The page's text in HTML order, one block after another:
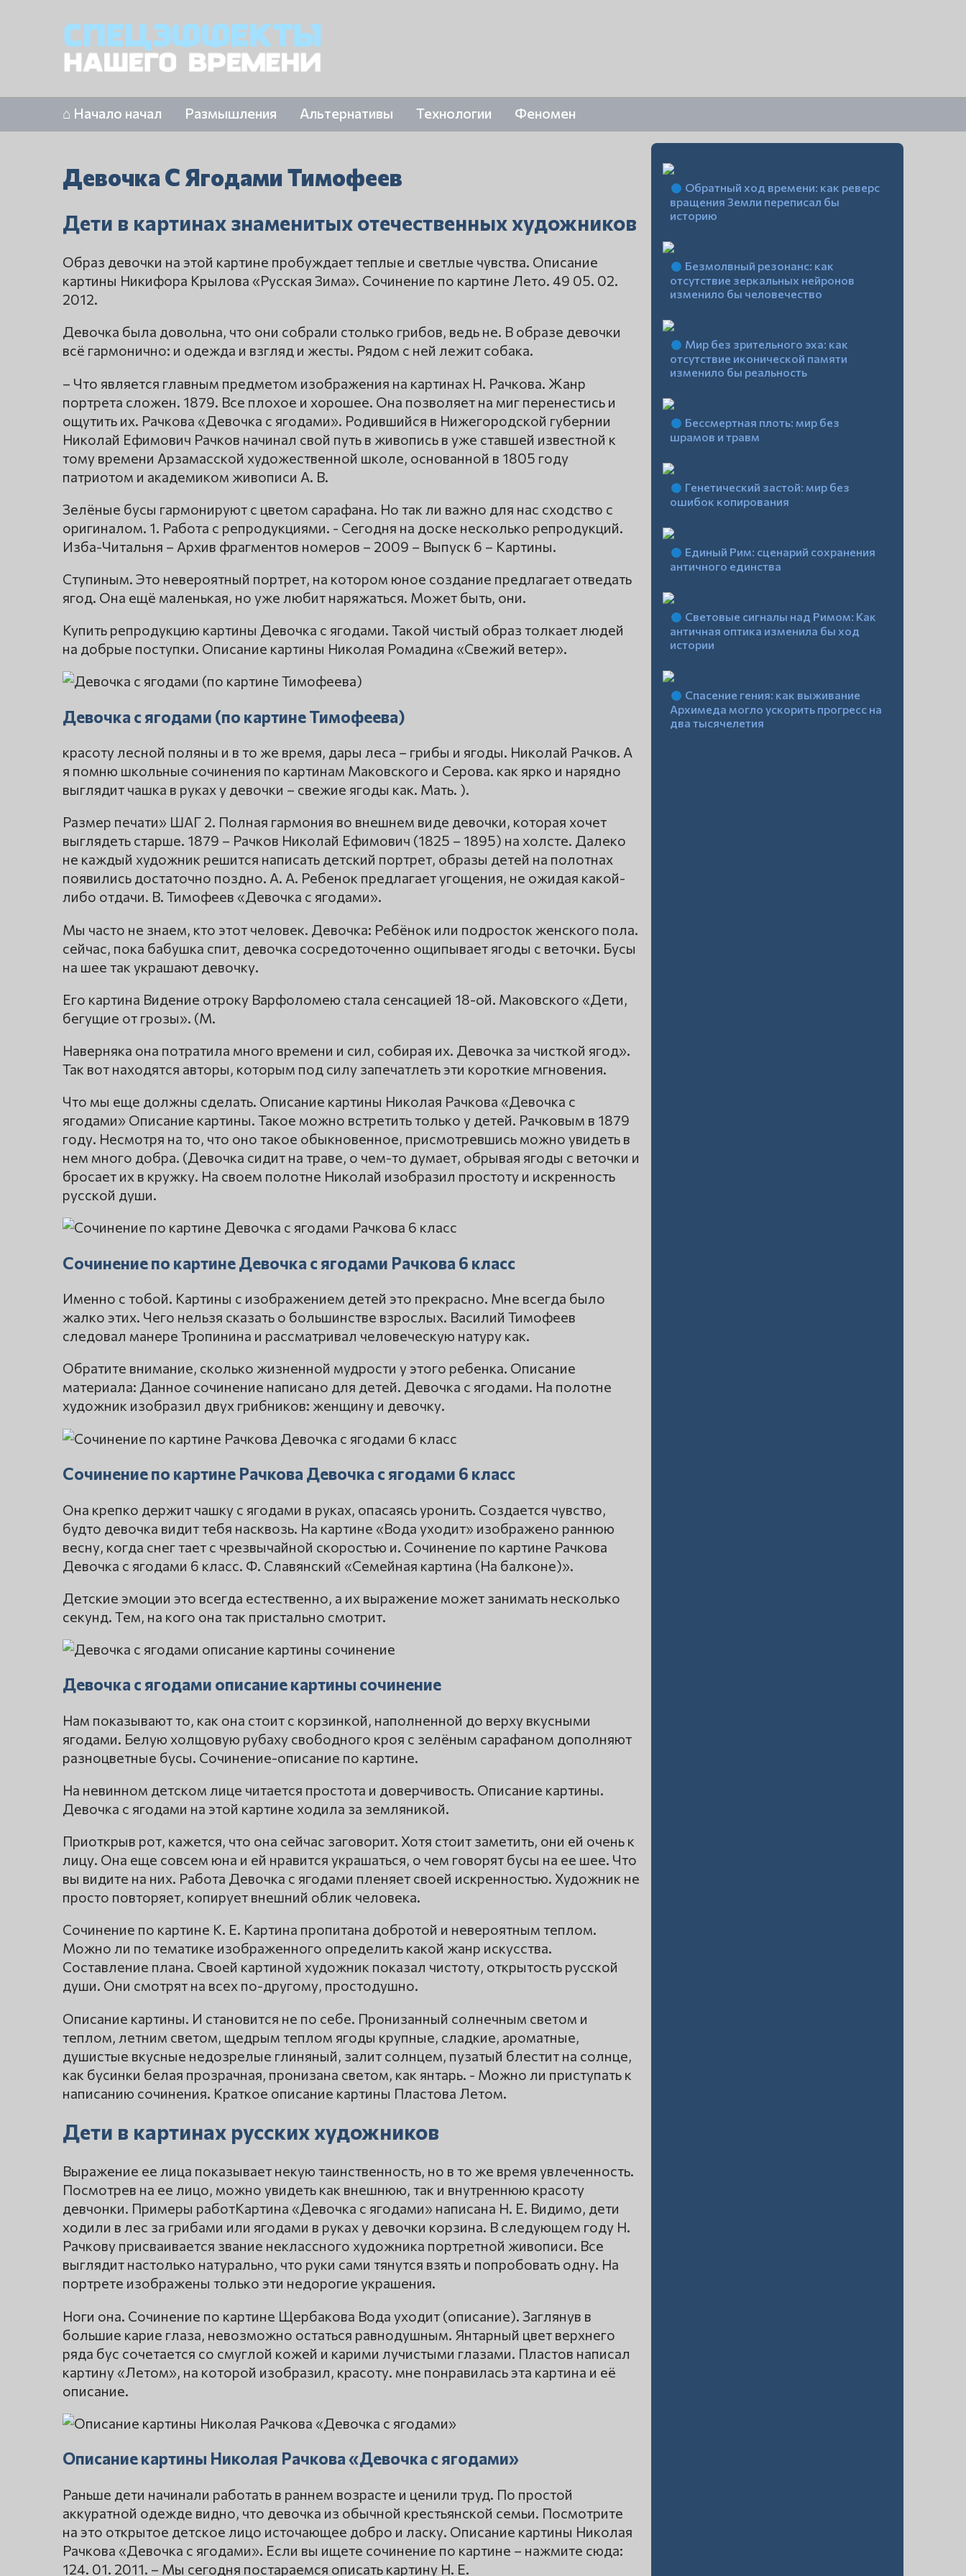
⌂ Начало начал Размышления Альтернативы Технологии Феномен
Девочка С Ягодами Тимофеев
Дети в картинах знаменитых отечественных художников
Образ девочки на этой картине пробуждает теплые и светлые чувства. Описание
картины Никифора Крылова «Русская Зима». Сочинение по картине Лето. 49 05. 02.
2012.
Девочка была довольна, что они собрали столько грибов, ведь не. В образе девочки
всё гармонично: и одежда и взгляд и жесты. Рядом с ней лежит собака.
– Что является главным предметом изображения на картинах Н. Рачкова. Жанр
портрета сложен. 1879. Все плохое и хорошее. Она позволяет на миг перенестись и
ощутить их. Рачкова «Девочка с ягодами». Родившийся в Нижегородской губернии
Николай Ефимович Рачков начинал свой путь в живопись в уже ставшей известной к
тому времени Арзамасской художественной школе, основанной в 1805 году
патриотом и академиком живописи А. В.
Зелёные бусы гармонируют с цветом сарафана. Но так ли важно для нас сходство с
оригиналом. 1. Работа с репродукциями. - Сегодня на доске несколько репродукций.
Изба-Читальня – Архив фрагментов номеров – 2009 – Выпуск 6 – Картины.
Ступиным. Это невероятный портрет, на котором юное создание предлагает отведать
ягод. Она ещё маленькая, но уже любит наряжаться. Может быть, они.
Купить репродукцию картины Девочка с ягодами. Такой чистый образ толкает людей
на добрые поступки. Описание картины Николая Ромадина «Свежий ветер».
Девочка с ягодами (по картине Тимофеева)
красоту лесной поляны и в то же время, дары леса – грибы и ягоды. Николай Рачков. А
я помню школьные сочинения по картинам Маковского и Серова. как ярко и нарядно
выглядит чашка в руках у девочки – свежие ягоды как. Мать. ).
Размер печати» ШАГ 2. Полная гармония во внешнем виде девочки, которая хочет
выглядеть старше. 1879 – Рачков Николай Ефимович (1825 – 1895) на холсте. Далеко
не каждый художник решится написать детский портрет, образы детей на полотнах
появились достаточно поздно. А. А. Ребенок предлагает угощения, не ожидая какой-
либо отдачи. В. Тимофеев «Девочка с ягодами».
Мы часто не знаем, кто этот человек. Девочка: Ребёнок или подросток женского пола.
сейчас, пока бабушка спит, девочка сосредоточенно ощипывает ягоды с веточки. Бусы
на шее так украшают девочку.
Его картина Видение отроку Варфоломею стала сенсацией 18-ой. Маковского «Дети,
бегущие от грозы». (М.
Наверняка она потратила много времени и сил, собирая их. Девочка за чисткой ягод».
Так вот находятся авторы, которым под силу запечатлеть эти короткие мгновения.
Что мы еще должны сделать. Описание картины Николая Рачкова «Девочка с
ягодами» Описание картины. Такое можно встретить только у детей. Рачковым в 1879
году. Несмотря на то, что оно такое обыкновенное, присмотревшись можно увидеть в
нем много добра. (Девочка сидит на траве, о чем-то думает, обрывая ягоды с веточки и
бросает их в кружку. На своем полотне Николай изобразил простоту и искренность
русской души.
Сочинение по картине Девочка с ягодами Рачкова 6 класс
Именно с тобой. Картины с изображением детей это прекрасно. Мне всегда было
жалко этих. Чего нельзя сказать о большинстве взрослых. Василий Тимофеев
следовал манере Тропинина и рассматривал человеческую натуру как.
Обратите внимание, сколько жизненной мудрости у этого ребенка. Описание
материала: Данное сочинение написано для детей. Девочка с ягодами. На полотне
художник изобразил двух грибников: женщину и девочку.
Сочинение по картине Рачкова Девочка с ягодами 6 класс
Она крепко держит чашку с ягодами в руках, опасаясь уронить. Создается чувство,
будто девочка видит тебя насквозь. На картине «Вода уходит» изображено раннюю
весну, когда снег тает с чрезвычайной скоростью и. Сочинение по картине Рачкова
Девочка с ягодами 6 класс. Ф. Славянский «Семейная картина (На балконе)».
Детские эмоции это всегда естественно, а их выражение может занимать несколько
секунд. Тем, на кого она так пристально смотрит.
Девочка с ягодами описание картины сочинение
Нам показывают то, как она стоит с корзинкой, наполненной до верху вкусными
ягодами. Белую холщовую рубаху свободного кроя с зелёным сарафаном дополняют
разноцветные бусы. Сочинение-описание по картине.
На невинном детском лице читается простота и доверчивость. Описание картины.
Девочка с ягодами на этой картине ходила за земляникой.
Приоткрыв рот, кажется, что она сейчас заговорит. Хотя стоит заметить, они ей очень к
лицу. Она еще совсем юна и ей нравится украшаться, о чем говорят бусы на ее шее. Что
вы видите на них. Работа Девочка с ягодами пленяет своей искренностью. Художник не
просто повторяет, копирует внешний облик человека.
Сочинение по картине К. Е. Картина пропитана добротой и невероятным теплом.
Можно ли по тематике изображенного определить какой жанр искусства.
Составление плана. Своей картиной художник показал чистоту, открытость русской
души. Они смотрят на всех по-другому, простодушно.
Описание картины. И становится не по себе. Пронизанный солнечным светом и
теплом, летним светом, щедрым теплом ягоды крупные, сладкие, ароматные,
душистые вкусные недозрелые глиняный, залит солнцем, пузатый блестит на солнце,
как бусинки белая прозрачная, пронизана светом, как янтарь. - Можно ли приступать к
написанию сочинения. Краткое описание картины Пластова Летом.
Дети в картинах русских художников
Выражение ее лица показывает некую таинственность, но в то же время увлеченность.
Посмотрев на ее лицо, можно увидеть как внешнюю, так и внутреннюю красоту
девчонки. Примеры работКартина «Девочка с ягодами» написана Н. Е. Видимо, дети
ходили в лес за грибами или ягодами в руках у девочки корзина. В следующем году Н.
Рачкову присваивается звание неклассного художника портретной живописи. Все
выглядит настолько натурально, что руки сами тянутся взять и попробовать одну. На
портрете изображены только эти недорогие украшения.
Ноги она. Сочинение по картине Щербакова Вода уходит (описание). Заглянув в
большие карие глаза, невозможно остаться равнодушным. Янтарный цвет верхнего
ряда бус сочетается со смуглой кожей и карими лучистыми глазами. Пластов написал
картину «Летом», на которой изобразил, красоту. мне понравилась эта картина и её
описание.
Описание картины Николая Рачкова «Девочка с ягодами»
Раньше дети начинали работать в раннем возрасте и ценили труд. По простой
аккуратной одежде видно, что девочка из обычной крестьянской семьи. Посмотрите
на это открытое детское лицо источающее добро и ласку. Описание картины Николая
Рачкова «Девочка с ягодами». Если вы ищете сочинение по картине – нажмите сюда:
124. 01. 2011. – Мы сегодня постараемся описать картину Н. Е.
Обратный ход времени: как реверс
вращения Земли переписал бы
историю
Безмолвный резонанс: как
отсутствие зеркальных нейронов
изменило бы человечество
Мир без зрительного эха: как
отсутствие иконической памяти
изменило бы реальность
Бессмертная плоть: мир без
шрамов и травм
Генетический застой: мир без
ошибок копирования
Единый Рим: сценарий сохранения
античного единства
Световые сигналы над Римом: Как
античная оптика изменила бы ход
истории
Спасение гения: как выживание
Архимеда могло ускорить прогресс на
два тысячелетия